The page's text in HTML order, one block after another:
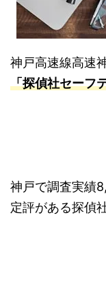
神戸高速線高速
「探偵社セーフ
神戸で調査実績
定評がある探偵